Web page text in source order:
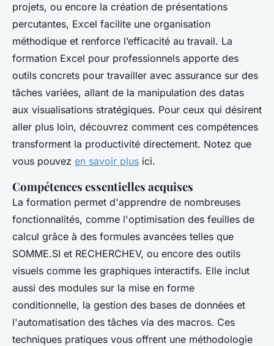
projets, ou encore la création de présentations
percutantes, Excel facilite une organisation
méthodique et renforce l’efficacité au travail. La
formation Excel pour professionnels apporte des
outils concrets pour travailler avec assurance sur des
tâches variées, allant de la manipulation des datas
aux visualisations stratégiques. Pour ceux qui désirent
aller plus loin, découvrez comment ces compétences
transforment la productivité directement. Notez que
vous pouvez en savoir plus ici.
Compétences essentielles acquises
La formation permet d'apprendre de nombreuses
fonctionnalités, comme l'optimisation des feuilles de
calcul grâce à des formules avancées telles que
SOMME.SI et RECHERCHEV, ou encore des outils
visuels comme les graphiques interactifs. Elle inclut
aussi des modules sur la mise en forme
conditionnelle, la gestion des bases de données et
l'automatisation des tâches via des macros. Ces
techniques pratiques vous offrent une méthodologie